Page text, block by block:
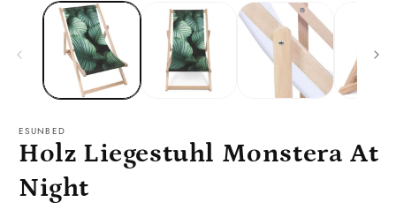
ESUNBED
Holz Liegestuhl Monstera At
Night